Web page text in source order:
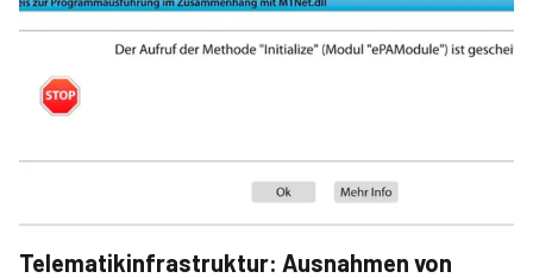
Telematikinfrastruktur: Ausnahmen von